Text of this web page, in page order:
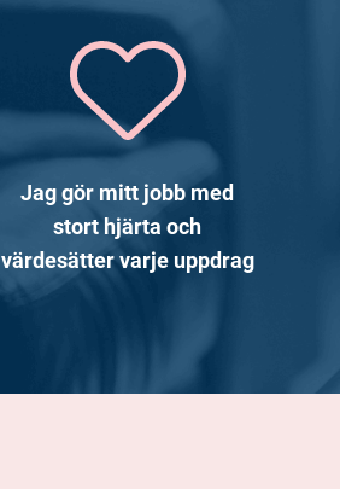
Jag gör mitt jobb med
stort hjärta och
värdesätter varje uppdrag